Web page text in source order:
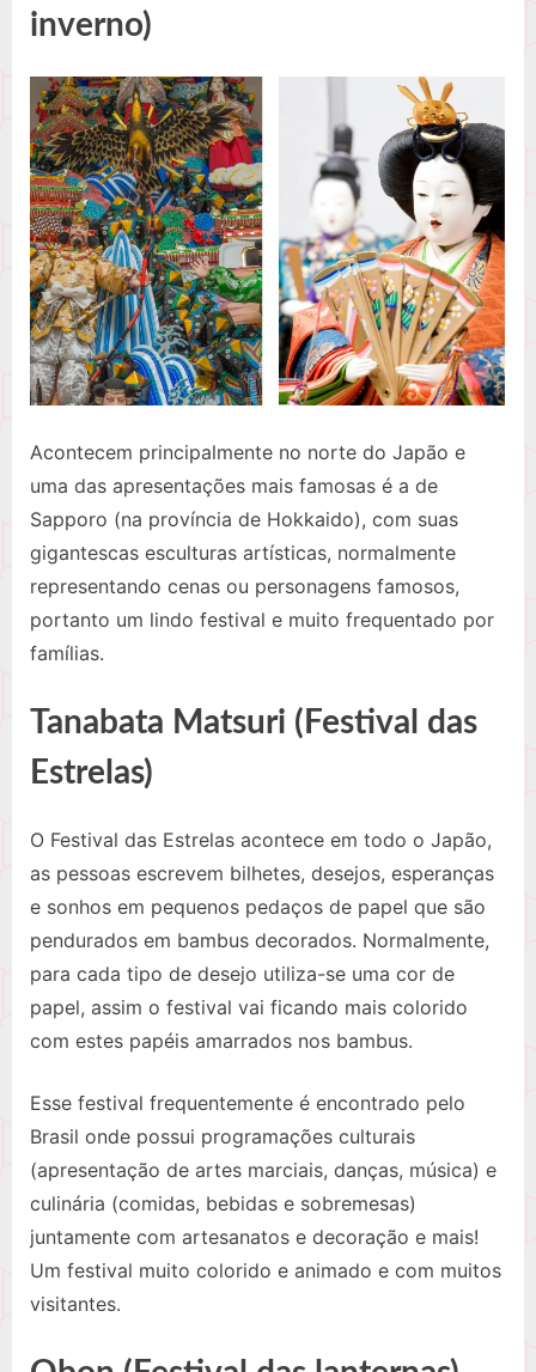
inverno)
Acontecem principalmente no norte do Japão e
uma das apresentações mais famosas é a de
Sapporo (na província de Hokkaido), com suas
gigantescas esculturas artísticas, normalmente
representando cenas ou personagens famosos,
portanto um lindo festival e muito frequentado por
famílias.
Tanabata Matsuri (Festival das
Estrelas)
O Festival das Estrelas acontece em todo o Japão,
as pessoas escrevem bilhetes, desejos, esperanças
e sonhos em pequenos pedaços de papel que são
pendurados em bambus decorados. Normalmente,
para cada tipo de desejo utiliza-se uma cor de
papel, assim o festival vai ficando mais colorido
com estes papéis amarrados nos bambus.
Esse festival frequentemente é encontrado pelo
Brasil onde possui programações culturais
(apresentação de artes marciais, danças, música) e
culinária (comidas, bebidas e sobremesas)
juntamente com artesanatos e decoração e mais!
Um festival muito colorido e animado e com muitos
visitantes.